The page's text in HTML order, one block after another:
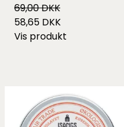
69,00 DKK
58,65 DKK
Vis produkt